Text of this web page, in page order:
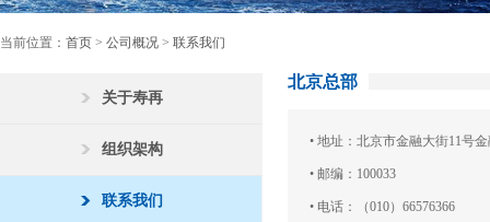
当前位置： 首页 > 公司概况 > 联系我们
关于寿再
组织架构
联系我们
北京总部
• 地址：北京市金融大街11号
• 邮编：100033
• 电话：（010）66576366